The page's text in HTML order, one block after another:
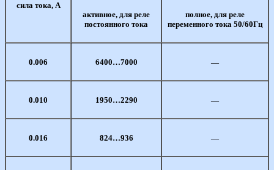
сила тока, А
активное, для реле
постоянного тока
полное, для реле
переменного тока 50/60Гц
0.006 6400…7000 —
0.010 1950…2290 —
0.016 824…936 —